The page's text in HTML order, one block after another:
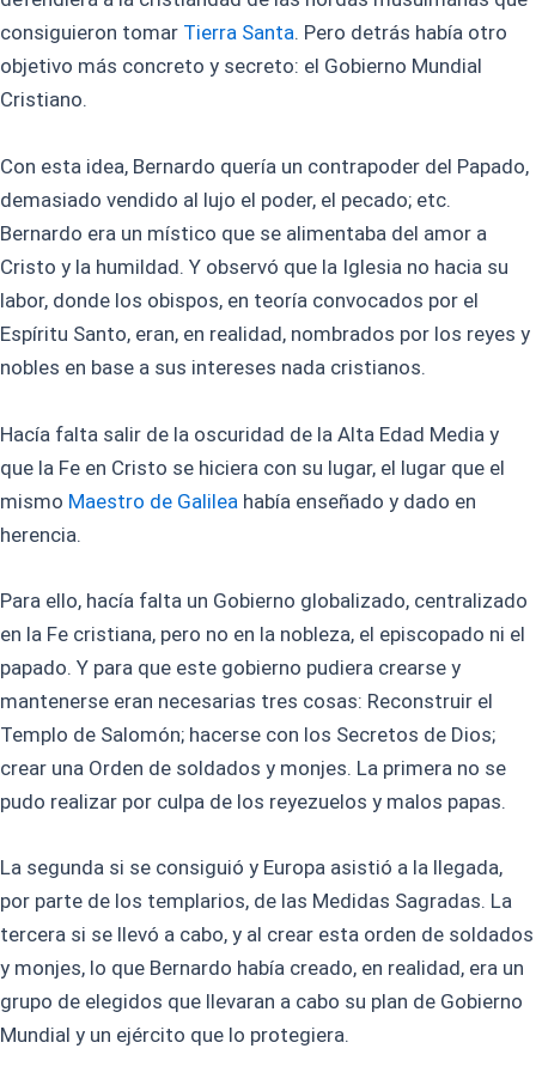
consiguieron tomar Tierra Santa. Pero detrás había otro
objetivo más concreto y secreto: el Gobierno Mundial
Cristiano.
Con esta idea, Bernardo quería un contrapoder del Papado,
demasiado vendido al lujo el poder, el pecado; etc.
Bernardo era un místico que se alimentaba del amor a
Cristo y la humildad. Y observó que la Iglesia no hacia su
labor, donde los obispos, en teoría convocados por el
Espíritu Santo, eran, en realidad, nombrados por los reyes y
nobles en base a sus intereses nada cristianos.
Hacía falta salir de la oscuridad de la Alta Edad Media y
que la Fe en Cristo se hiciera con su lugar, el lugar que el
mismo Maestro de Galilea había enseñado y dado en
herencia.
Para ello, hacía falta un Gobierno globalizado, centralizado
en la Fe cristiana, pero no en la nobleza, el episcopado ni el
papado. Y para que este gobierno pudiera crearse y
mantenerse eran necesarias tres cosas: Reconstruir el
Templo de Salomón; hacerse con los Secretos de Dios;
crear una Orden de soldados y monjes. La primera no se
pudo realizar por culpa de los reyezuelos y malos papas.
La segunda si se consiguió y Europa asistió a la llegada,
por parte de los templarios, de las Medidas Sagradas. La
tercera si se llevó a cabo, y al crear esta orden de soldados
y monjes, lo que Bernardo había creado, en realidad, era un
grupo de elegidos que llevaran a cabo su plan de Gobierno
Mundial y un ejército que lo protegiera.